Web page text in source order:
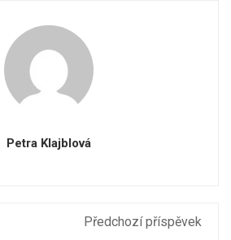
Petra Klajblová
Předchozí příspěvek